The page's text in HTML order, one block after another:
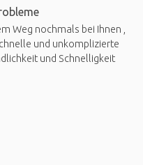
Weg nochmals bei Ihnen ,
und unkomplizierte
und Schnelligkeit